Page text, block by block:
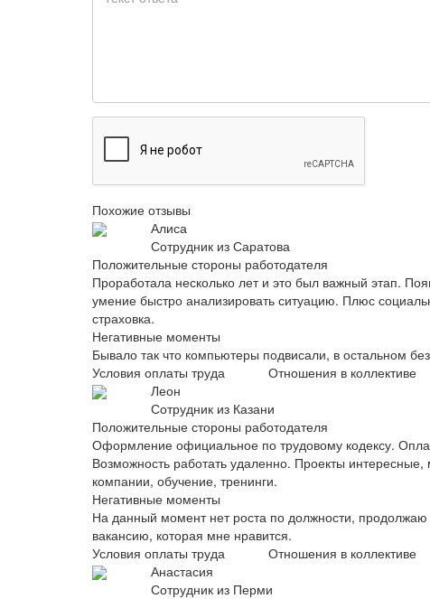
Похожие отзывы
Алиса
Сотрудник из Саратова
Положительные стороны работодателя
Проработала несколько лет и это был важный этап.
умение быстро анализировать ситуацию. Плюс
страховка.
Негативные моменты
Бывало так что компьютеры подвисали, в остальном
Условия оплаты труда
Отношения в коллективе
Леон
Сотрудник из Казани
Положительные стороны работодателя
Оформление официальное по трудовому кодексу.
Возможность работать удаленно. Проекты
компании, обучение, тренинги.
Негативные моменты
На данный момент нет роста по должности,
вакансию, которая мне нравится.
Условия оплаты труда
Отношения в коллективе
Анастасия
Сотрудник из Перми